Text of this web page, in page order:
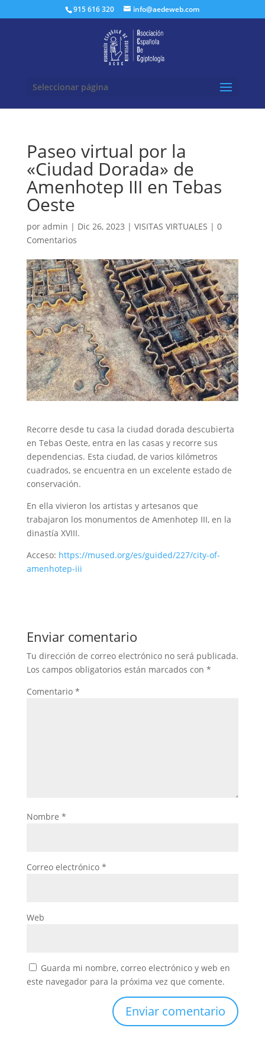
915 616 320 info@aedeweb.com
Seleccionar página
Paseo virtual por la
«Ciudad Dorada» de
Amenhotep III en Tebas
Oeste
por admin | Dic 26, 2023 | VISITAS VIRTUALES | 0
Comentarios
Recorre desde tu casa la ciudad dorada descubierta
en Tebas Oeste, entra en las casas y recorre sus
dependencias. Esta ciudad, de varios kilómetros
cuadrados, se encuentra en un excelente estado de
conservación.
En ella vivieron los artistas y artesanos que
trabajaron los monumentos de Amenhotep III, en la
dinastía XVIII.
Acceso: https://mused.org/es/guided/227/city-of-
amenhotep-iii
Enviar comentario
Tu dirección de correo electrónico no será publicada.
Los campos obligatorios están marcados con *
Comentario *
Nombre *
Correo electrónico *
Web
Guarda mi nombre, correo electrónico y web en
este navegador para la próxima vez que comente.